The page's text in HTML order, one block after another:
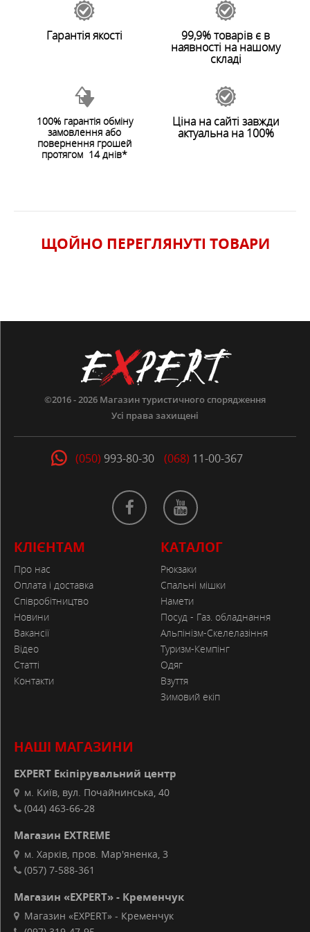
ЗАЛИШИТИ ВІДГУК
Гарантія якості 99,9% товарів є в
наявності на нашому
складі
100% гарантія обміну
замовлення або
повернення грошей
протягом 14 днів*
Ціна на сайті завжди
актуальна на 100%
ЩОЙНО ПЕРЕГЛЯНУТI ТОВАРИ
©2016 - 2026 Магазин туристичного спорядження
Усі права захищені
(050) 993-80-30 (068) 11-00-367
КЛІЄНТАМ
Про нас
Оплата і доставка
Співробітництво
Новини
Вакансії
Відео
Статті
Контакти
КАТАЛОГ
Рюкзаки
Спальні мішки
Намети
Посуд - Газ. обладнання
Альпінізм-Скелелазіння
Туризм-Кемпінг
Одяг
Взуття
Зимовий екіп
НАШІ МАГАЗИНИ
EXPERT Екіпірувальний центр
м. Київ, вул. Почайнинська, 40
(044) 463-66-28
Магазин EXTREME
м. Харків, пров. Мар'яненка, 3
(057) 7-588-361
Магазин «EXPERT» - Кременчук
Магазин «EXPERT» - Кременчук